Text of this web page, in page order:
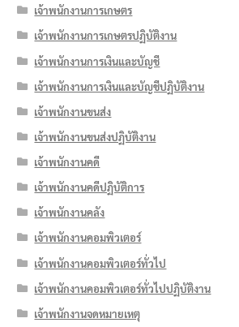
เจ้าพนักงานการเกษตร
เจ้าพนักงานการเกษตรปฏิบัติงาน
เจ้าพนักงานการเงินและบัญชี
เจ้าพนักงานการเงินและบัญชีปฏิบัติงาน
เจ้าพนักงานขนส่ง
เจ้าพนักงานขนส่งปฏิบัติงาน
เจ้าพนักงานคดี
เจ้าพนักงานคดีปฏิบัติการ
เจ้าพนักงานคลัง
เจ้าพนักงานคอมพิวเตอร์
เจ้าพนักงานคอมพิวเตอร์ทั่วไป
เจ้าพนักงานคอมพิวเตอร์ทั่วไปปฏิบัติงาน
เจ้าพนักงานจดหมายเหตุ